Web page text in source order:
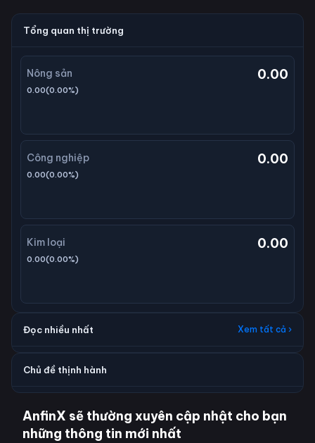
Tổng quan thị trường
Nông sản 0.00
0.00(0.00%)
Công nghiệp 0.00
0.00(0.00%)
Kim loại 0.00
0.00(0.00%)
Đọc nhiều nhất Xem tất cả ›
Chủ đề thịnh hành
AnfinX sẽ thường xuyên cập nhật cho bạn
những thông tin mới nhất